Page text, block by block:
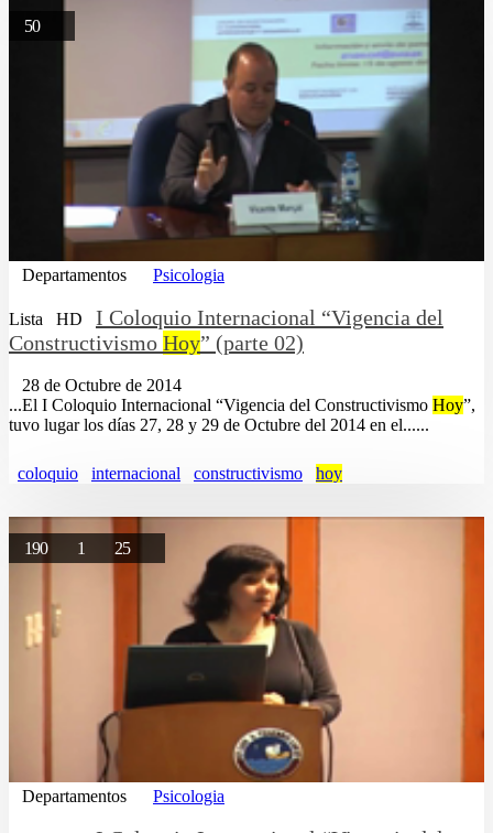
50
Departamentos Psicologia
Lista HD
I Coloquio Internacional “Vigencia del
Constructivismo Hoy” (parte 02)
28 de Octubre de 2014
...El I Coloquio Internacional “Vigencia del Constructivismo Hoy”,
tuvo lugar los días 27, 28 y 29 de Octubre del 2014 en el......
coloquio internacional constructivismo hoy
190 1 25
Departamentos Psicologia